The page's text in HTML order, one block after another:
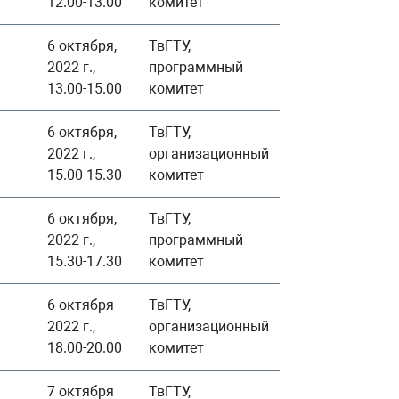
6 октября,
2022 г.,
13.00-15.00
ТвГТУ,
программный
комитет
6 октября,
2022 г.,
15.00-15.30
ТвГТУ,
организационный
комитет
6 октября,
2022 г.,
15.30-17.30
ТвГТУ,
программный
комитет
6 октября
2022 г.,
18.00-20.00
ТвГТУ,
организационный
комитет
7 октября ТвГТУ,